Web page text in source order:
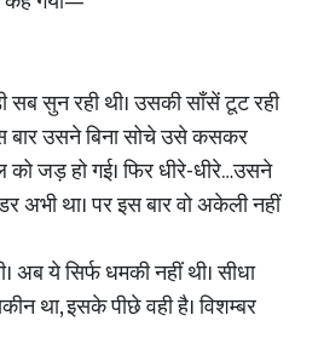
सब सुन रही थी। उसकी साँसें टूट रही
बार उसने बिना सोचे उसे कसकर
को जड़ हो गई। फिर धीरे-धीरे…उसने
अभी था। पर इस बार वो अकेली नहीं
ये सिर्फ धमकी नहीं थी। सीधा
था, इसके पीछे वही है। विशम्बर